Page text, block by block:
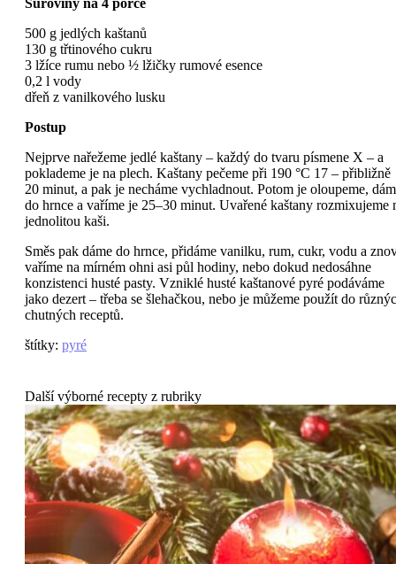
500 g jedlých kaštanů
130 g třtinového cukru
3 lžíce rumu nebo ½ lžičky rumové esence
0,2 l vody
dřeň z vanilkového lusku
Postup
Nejprve nařežeme jedlé kaštany – každý do tvaru písmene X – a
poklademe je na plech. Kaštany pečeme při 190 °C 17 – přibližně
20 minut, a pak je necháme vychladnout. Potom je oloupeme,
do hrnce a vaříme je 25–30 minut. Uvařené kaštany rozmixujeme
jednolitou kaši.
Směs pak dáme do hrnce, přidáme vanilku, rum, cukr, vodu a
vaříme na mírném ohni asi půl hodiny, nebo dokud nedosáhne
konzistenci husté pasty. Vzniklé husté kaštanové pyré podáváme
jako dezert – třeba se šlehačkou, nebo je můžeme použít do
chutných receptů.
štítky: pyré
Další výborné recepty z rubriky